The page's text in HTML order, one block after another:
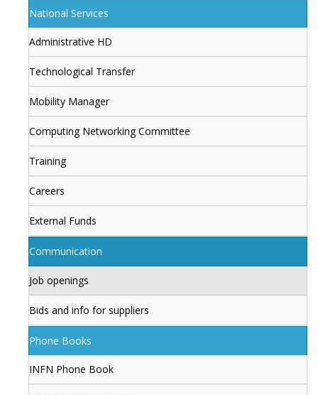
National Services
Administrative HD
Technological Transfer
Mobility Manager
Computing Networking Committee
Training
Careers
External Funds
Communication
Job openings
Bids and info for suppliers
Phone Books
INFN Phone Book